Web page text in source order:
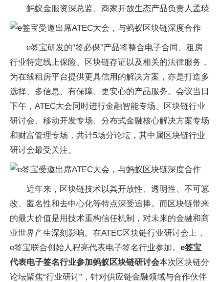
蚂蚁金服资深总监、商家开放生态产品负责人孟琰
e签宝研发的“签必保”产品将整合电子合同、租房
行业特定线上保险、区块链存证以及相关的法律服务，
为在线租房平台提供更具信用的解决方案，亦是打造多
选择、多信息、有保障、更安心的产品服务。会议当日
下午，ATEC大会同时进行金融智能专场、区块链行业
研讨会、移动开发专场、分布式金融核心解决方案专场
和财富管理专场，共计5场分论坛，其中属区块链行业
研讨会最受关注。
近年来，区块链技术以其开放性、透明性、不可篡
改、匿名性和去中心化等特点深受追捧。而区块链带来
的最大价值是用技术重构信任机制，对未来的金融和商
业世界产生深刻影响。在ATEC区块链行业研讨会上，
e签宝联合创始人程亮代表电子签名行业参加。 e签宝
代表电子签名行业参加蚂蚁区块链研讨会本次区块链分
论坛聚焦“行业研讨”，针对供应链金融领域与合作伙伴